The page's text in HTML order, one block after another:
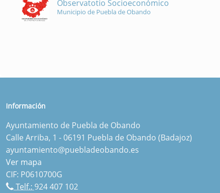
Observatotio Socioeconómico
Municipio de Puebla de Obando
Información
Ayuntamiento de Puebla de Obando
Calle Arriba, 1 - 06191 Puebla de Obando (Badajoz)
ayuntamiento@puebladeobando.es
Ver mapa
CIF: P0610700G
Telf.:924 407 102